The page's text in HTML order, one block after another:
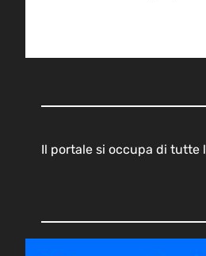
Il portale si occupa di tutte